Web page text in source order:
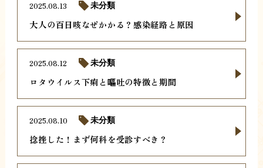
大人の百日咳なぜかかる？感染経路と原因
2025.08.13 未分類
ロタウイルス下痢と嘔吐の特徴と期間
2025.08.12 未分類
捻挫した！まず何科を受診すべき？
2025.08.10 未分類